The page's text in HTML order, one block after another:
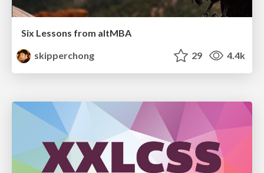
Six Lessons from altMBA
skipperchong
29 4.4k